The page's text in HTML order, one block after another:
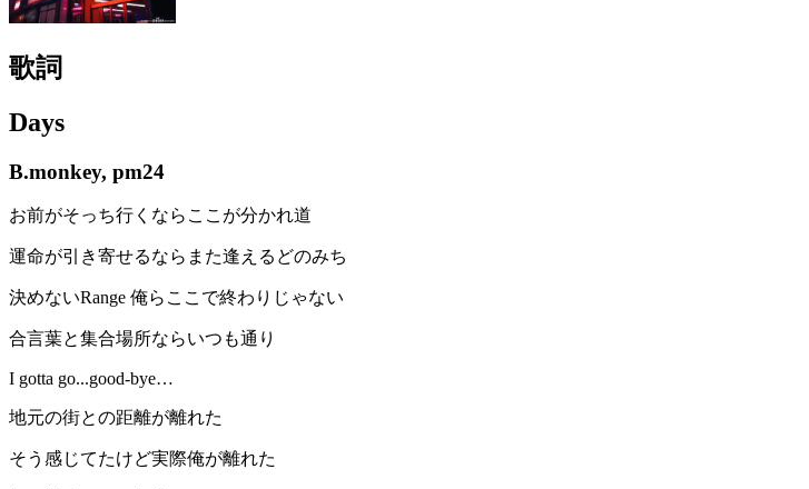
歌詞
Days
B.monkey, pm24
お前がそっち行くならここが分かれ道
運命が引き寄せるならまた逢えるどのみち
決めないRange 俺らここで終わりじゃない
合言葉と集合場所ならいつも通り
I gotta go...good-bye…
地元の街との距離が離れた
そう感じてたけど実際俺が離れた